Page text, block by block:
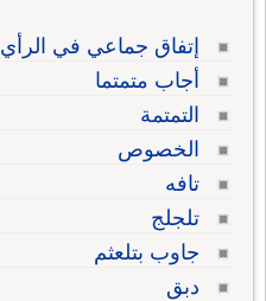
إتفاق جماعي في الرأي
أجاب متمتما
التمتمة
الخصوص
تافه
تلجلج
جاوب بتلعثم
دبق